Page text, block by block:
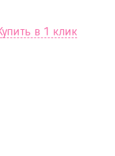
в 1 клик